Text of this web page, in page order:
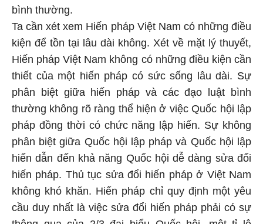
bình thường.
Ta cần xét xem Hiến pháp Việt Nam có những điều
kiện để tồn tại lâu dài không. Xét về mặt lý thuyết,
Hiến pháp Việt Nam không có những điều kiện cần
thiết của một hiến pháp có sức sống lâu dài. Sự
phân biệt giữa hiến pháp và các đạo luật bình
thường không rõ ràng thể hiện ở việc Quốc hội lập
pháp đồng thời có chức năng lập hiến. Sự không
phân biệt giữa Quốc hội lập pháp và Quốc hội lập
hiến dẫn đến khả năng Quốc hội dễ dàng sửa đổi
hiến pháp. Thủ tục sửa đổi hiến pháp ở Việt Nam
không khó khăn. Hiến pháp chỉ quy định một yêu
cầu duy nhất là việc sửa đổi hiến pháp phải có sự